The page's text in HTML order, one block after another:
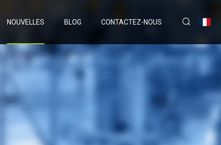
NOUVELLES BLOG CONTACTEZ-NOUS